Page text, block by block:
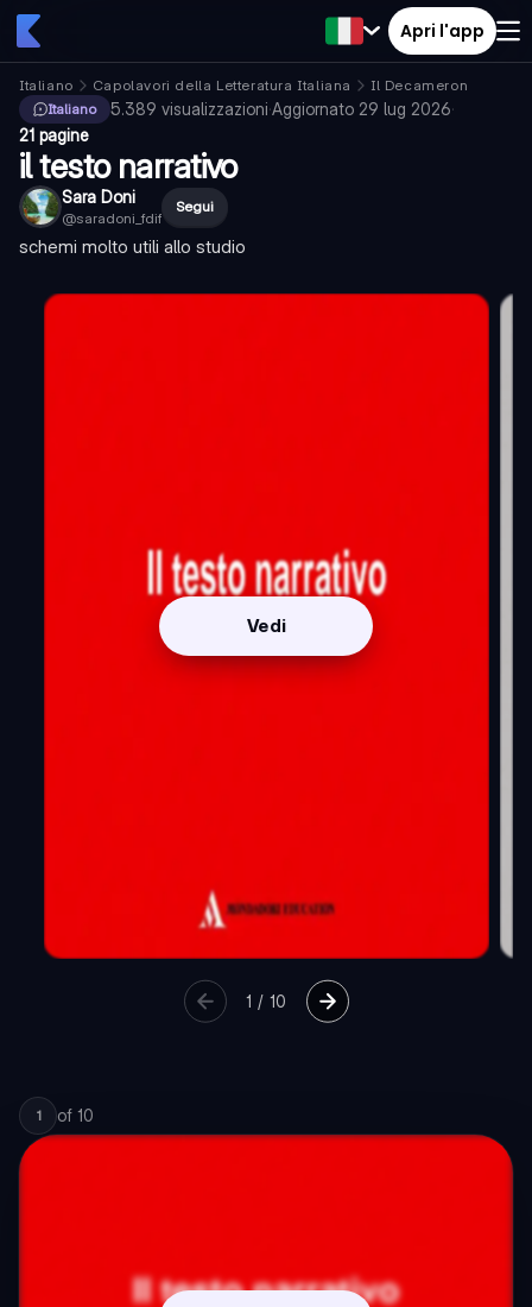
Apri l'app
Italiano Capolavori della Letteratura Italiana
Il Decameron
Italiano
5.389 visualizzazioni·Aggiornato 29 lug 2026·
21 pagine
il testo narrativo
Sara Doni
@saradoni_fdif
Segui
schemi molto utili allo studio
Vedi
1 / 10
1 of 10